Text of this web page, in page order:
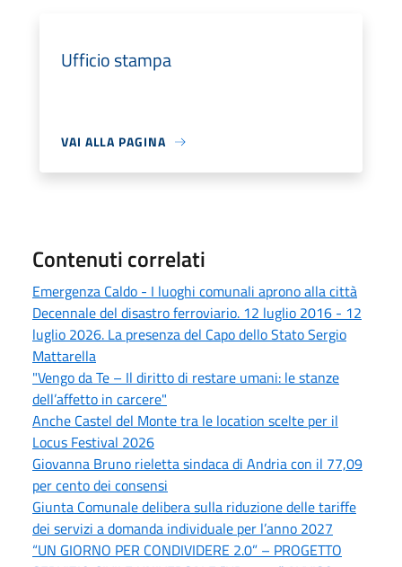
Ufficio stampa
VAI ALLA PAGINA
Contenuti correlati
Emergenza Caldo - I luoghi comunali aprono alla città
Decennale del disastro ferroviario. 12 luglio 2016 - 12
luglio 2026. La presenza del Capo dello Stato Sergio
Mattarella
"Vengo da Te – Il diritto di restare umani: le stanze
dell’affetto in carcere"
Anche Castel del Monte tra le location scelte per il
Locus Festival 2026
Giovanna Bruno rieletta sindaca di Andria con il 77,09
per cento dei consensi
Giunta Comunale delibera sulla riduzione delle tariffe
dei servizi a domanda individuale per l’anno 2027
“UN GIORNO PER CONDIVIDERE 2.0” – PROGETTO